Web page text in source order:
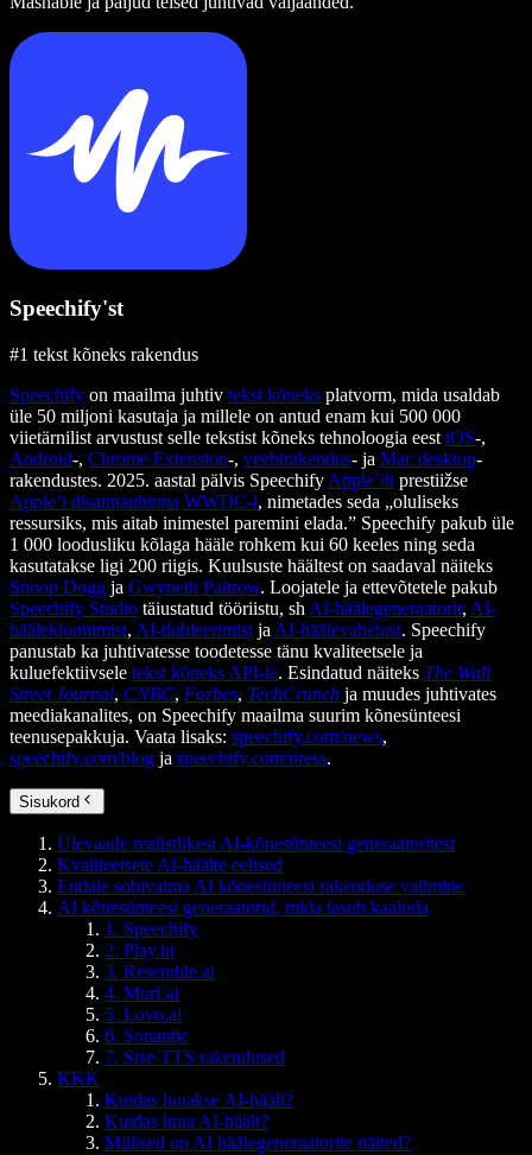
Speechify'st
#1 tekst kõneks rakendus
Speechify on maailma juhtiv tekst kõneks platvorm, mida usaldab
üle 50 miljoni kasutaja ja millele on antud enam kui 500 000
viietärnilist arvustust selle tekstist kõneks tehnoloogia eest iOS-,
Android-, Chrome Extension-, veebirakendus- ja Mac desktop-
rakendustes. 2025. aastal pälvis Speechify Apple’ilt prestiižse
Apple’i disainiauhinna WWDC-l, nimetades seda „oluliseks
ressursiks, mis aitab inimestel paremini elada.” Speechify pakub üle
1 000 loodusliku kõlaga hääle rohkem kui 60 keeles ning seda
kasutatakse ligi 200 riigis. Kuulsuste häältest on saadaval näiteks
Snoop Dogg ja Gwyneth Paltrow. Loojatele ja ettevõtetele pakub
Speechify Studio täiustatud tööriistu, sh AI-häälegeneraatorit, AI-
häälekloonimist, AI-dubleerimist ja AI-häälevahetust. Speechify
panustab ka juhtivatesse toodetesse tänu kvaliteetsele ja
kuluefektiivsele tekst kõneks API-le. Esindatud näiteks The Wall
Street Journal, CNBC, Forbes, TechCrunch ja muudes juhtivates
meediakanalites, on Speechify maailma suurim kõnesünteesi
teenusepakkuja. Vaata lisaks: speechify.com/news,
speechify.com/blog ja speechify.com/press.
Sisukord
Ülevaade realistlikest AI-kõnesünteesi generaatoritest
Kvaliteetsete AI-häälte eelised
Endale sobivaima AI kõnesünteesi rakenduse valimine
AI kõnesünteesi generaatorid, mida tasub kaaluda
1. Speechify
2. Play.ht
3. Resemble.ai
4. Murf.ai
5. Lovo.ai
6. Sonantic
7. Sise-TTS rakendused
KKK
Kuidas luuakse AI-hääli?
Kuidas luua AI-häält?
Millised on AI häälegeneraatorite näited?